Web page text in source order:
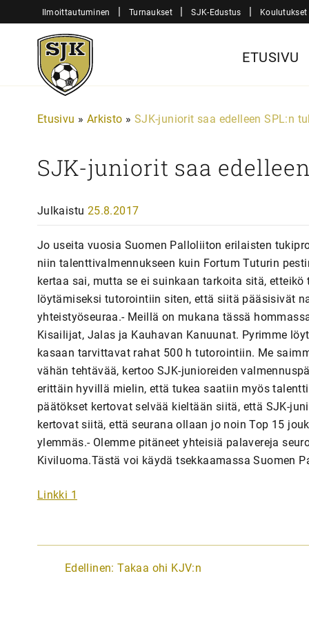
sisältöön
Ilmoittautuminen | Turnaukset | SJK-Edustus | Koulutukset
Sjk-
Juniorit
ETUSIVU
Etusivu » Arkisto » SJK-juniorit saa edelleen SPL:n
SJK-juniorit saa
Julkaistu 25.8.2017
Jo useita vuosia Suomen Palloliiton erilaisten
niin talenttivalmennukseen kuin Fortum Tuturin
kertaa sai, mutta se ei suinkaan tarkoita sitä,
löytämiseksi tutorointiin siten, että siitä pääsisivät
yhteistyöseuraa.- Meillä on mukana tässä
Kisailijat, Jalas ja Kauhavan Kanuunat. Pyrimme
kasaan tarvittavat rahat 500 h tutorointiin. Me
vähän tehtävää, kertoo SJK-junioreiden
erittäin hyvillä mielin, että tukea saatiin myös
päätökset kertovat selvää kieltään siitä, että SJK-
kertovat siitä, että seurana ollaan jo noin Top 15
ylemmäs.- Olemme pitäneet yhteisiä palavereja
Kiviluoma.Tästä voi käydä tsekkaamassa Suomen
Linkki 1
A
Edellinen: Takaa ohi KJV:n